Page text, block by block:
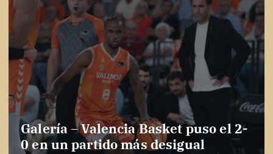
Galería – Valencia Basket puso el 2-
0 en un partido más desigual